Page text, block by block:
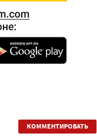
КОММЕНТИРОВАТЬ